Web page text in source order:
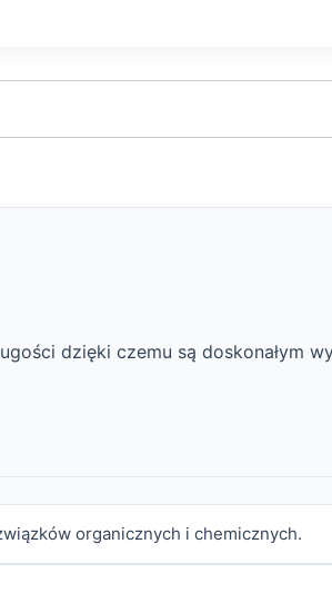
dzięki czemu są doskonałym
organicznych i chemicznych.